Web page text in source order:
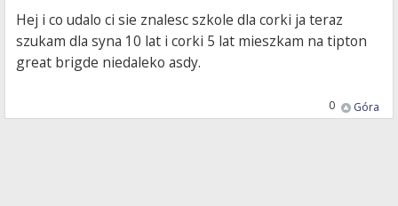
Hej i co udalo ci sie znalesc szkole dla corki ja teraz
szukam dla syna 10 lat i corki 5 lat mieszkam na tipton
great brigde niedaleko asdy.
Góra
0